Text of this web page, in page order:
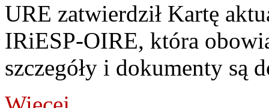
URE zatwierdził Kartę
IRiESP‑OIRE, która
szczegóły i dokumenty są